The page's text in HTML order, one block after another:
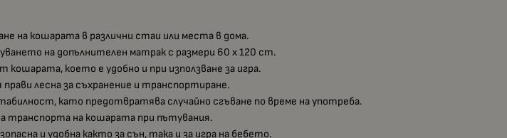
на кошарата в различни стаи или места в дома.
на допълнителен матрак с размери 60 х 120 cm.
кошарата, което е удобно и при използване за игра.
лесна за съхранение и транспортиране.
като предотвратява случайно сгъване по време на употреба.
транспорта на кошарата при пътувания.
и удобна както за сън, така и за игра на бебето.